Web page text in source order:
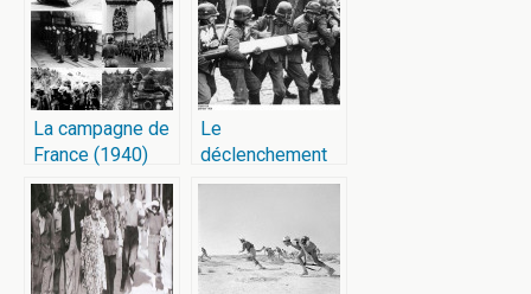
La campagne de
France (1940)
Le
déclenchement
de la seconde